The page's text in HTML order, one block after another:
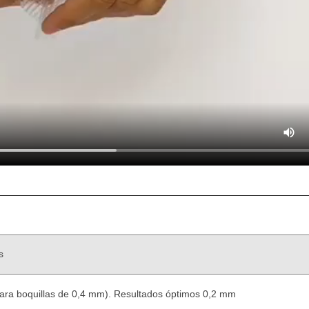
boquillas de 0,4 mm). Resultados óptimos 0,2 mm